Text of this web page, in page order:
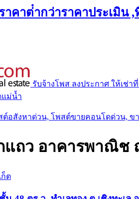
าคาต่ํากว่าราคาประเมิ
รับจ้างโพส ลงประกาศ ให้เช่
แม่น้ำ
อสังหาด่วน, โพสต์ขายคอนโดด่วน, ข
แถว อาคารพาณิช
ต